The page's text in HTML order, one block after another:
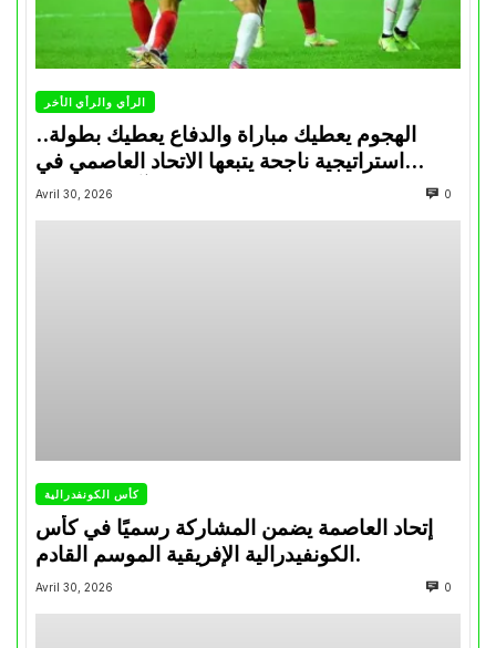
الرأي والرأي الأخر
الهجوم يعطيك مباراة والدفاع يعطيك بطولة..
استراتيجية ناجحة يتبعها الاتحاد العاصمي في
تتويجاته آخر السنوات
Avril 30, 2026 0
كأس الكونفدرالية
إتحاد العاصمة يضمن المشاركة رسميًا في كأس
الكونفيدرالية الإفريقية الموسم القادم.
Avril 30, 2026 0